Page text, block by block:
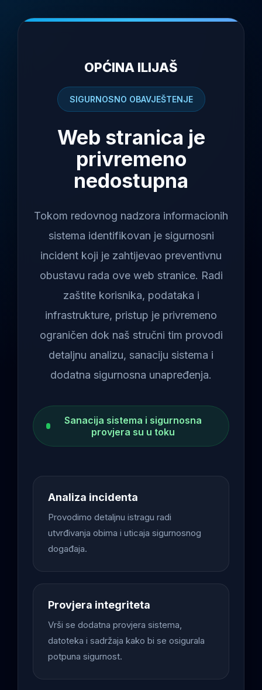
OPĆINA ILIJAŠ
SIGURNOSNO OBAVJEŠTENJE
Web stranica je
privremeno
nedostupna
Tokom redovnog nadzora informacionih
sistema identifikovan je sigurnosni
incident koji je zahtijevao preventivnu
obustavu rada ove web stranice. Radi
zaštite korisnika, podataka i
infrastrukture, pristup je privremeno
ograničen dok naš stručni tim provodi
detaljnu analizu, sanaciju sistema i
dodatna sigurnosna unapređenja.
Sanacija sistema i sigurnosna
provjera su u toku
Analiza incidenta
Provodimo detaljnu istragu radi
utvrđivanja obima i uticaja sigurnosnog
događaja.
Provjera integriteta
Vrši se dodatna provjera sistema,
datoteka i sadržaja kako bi se osigurala
potpuna sigurnost.